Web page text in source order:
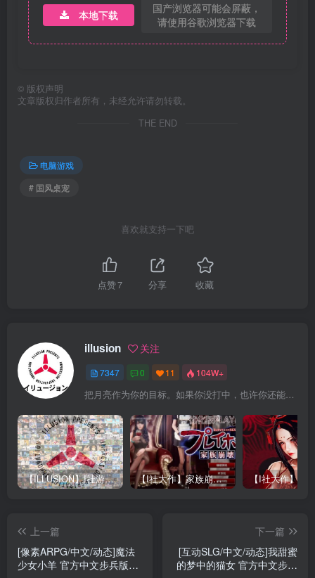
本地下载
国产浏览器可能会屏蔽，
请使用谷歌浏览器下载
© 版权声明
文章版权归作者所有，未经允许请勿转载。
THE END
电脑游戏
# 国风桌宠
喜欢就支持一下吧
点赞7 分享 收藏
illusion 关注
7347 0 11 104W+
把月亮作为你的目标。如果你没打中，也许你还能打中星星
【ILLUSION】I社游戏合集截至2025 无修正汉化硬盘纯净版手慢无[微云/OD] 【I社大作】家族崩坏Playhome 终极12.0收藏版新整合【85G/补档福利】【年费会员专享，手慢无】
上一篇
[像素ARPG/中文/动态]魔法
少女小羊 官方中文步兵版
下一篇
[互动SLG/中文/动态]我甜蜜
的梦中的猫女 官方中文步兵